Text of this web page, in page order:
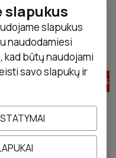
Produkto tipas
Rūšiuoti pagal
%
slapukus
slapukus
naudodamiesi
kad būtų naudojami
savo slapukų ir